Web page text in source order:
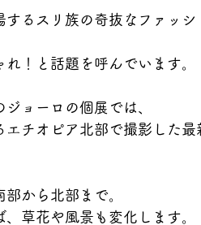
するスリ族の奇抜なファッシ
れ！と話題を呼んでいます。
ジョーロの個展では、
エチオピア北部で撮影した
部から北部まで。
、草花や風景も変化します。